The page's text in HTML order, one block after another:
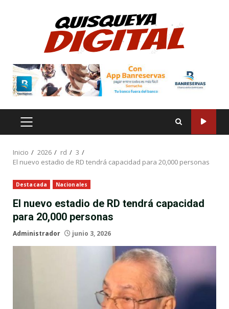
MENÚ
PRINCIPAL
Inicio 2026 rd
3
El nuevo estadio de RD tendrá capacidad para 20,000 personas
Destacada Nacionales
El nuevo estadio de RD tendrá capacidad
para 20,000 personas
Administrador junio 3, 2026